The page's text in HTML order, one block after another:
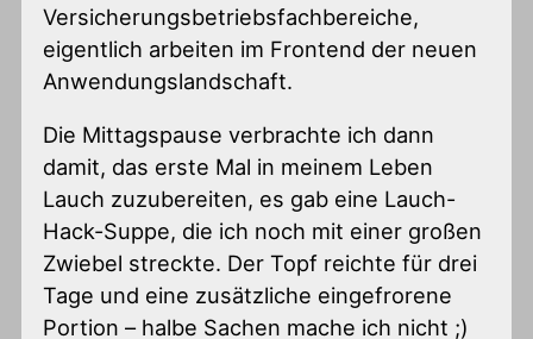
Versicherungsbetriebsfachbereiche,
eigentlich arbeiten im Frontend der neuen
Anwendungslandschaft.
Die Mittagspause verbrachte ich dann
damit, das erste Mal in meinem Leben
Lauch zuzubereiten, es gab eine Lauch-
Hack-Suppe, die ich noch mit einer großen
Zwiebel streckte. Der Topf reichte für drei
Tage und eine zusätzliche eingefrorene
Portion – halbe Sachen mache ich nicht ;)